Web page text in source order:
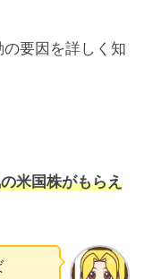
要因を詳しく知
米国株がもらえ